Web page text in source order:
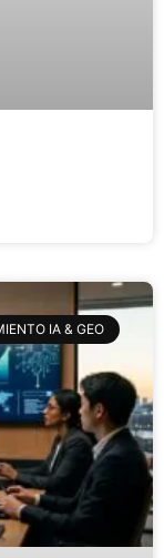
IA & GEO